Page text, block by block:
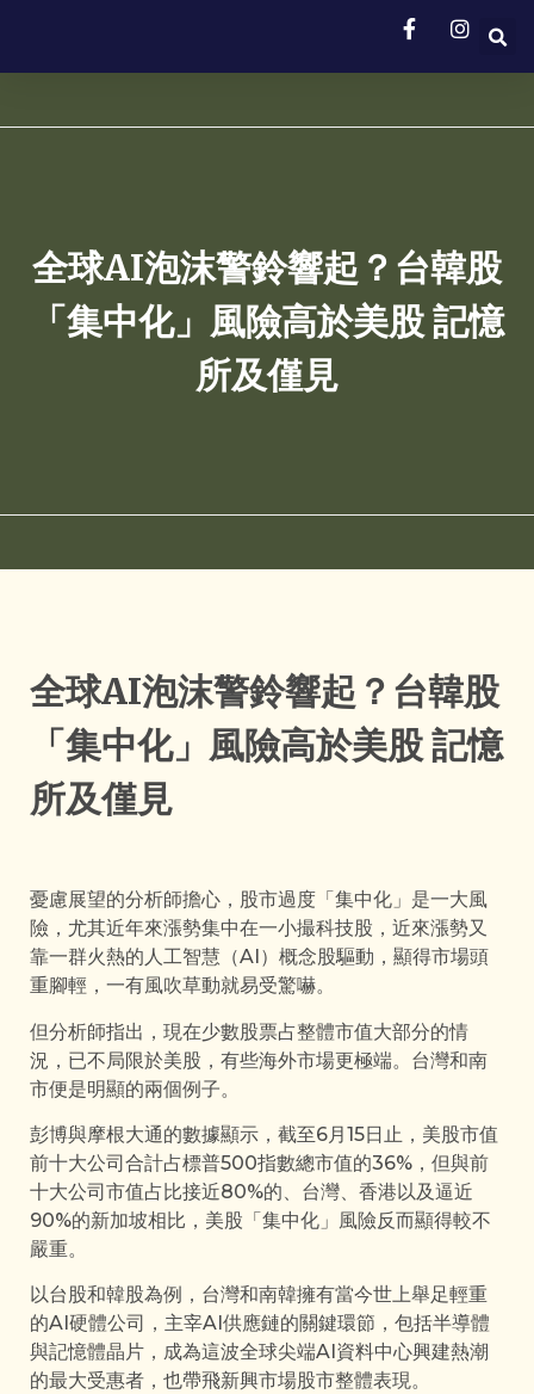
全球AI泡沫警鈴響起？台韓股
「集中化」風險高於美股 記憶
所及僅見
全球AI泡沫警鈴響起？台韓股
「集中化」風險高於美股 記憶
所及僅見
憂慮展望的分析師擔心，股市過度「集中化」是一大風
險，尤其近年來漲勢集中在一小撮科技股，近來漲勢又
靠一群火熱的人工智慧（AI）概念股驅動，顯得市場頭
重腳輕，一有風吹草動就易受驚嚇。
但分析師指出，現在少數股票占整體市值大部分的情
況，已不局限於美股，有些海外市場更極端。台灣和南
市便是明顯的兩個例子。
彭博與摩根大通的數據顯示，截至6月15日止，美股市值
前十大公司合計占標普500指數總市值的36%，但與前
十大公司市值占比接近80%的、台灣、香港以及逼近
90%的新加坡相比，美股「集中化」風險反而顯得較不
嚴重。
以台股和韓股為例，台灣和南韓擁有當今世上舉足輕重
的AI硬體公司，主宰AI供應鏈的關鍵環節，包括半導體
與記憶體晶片，成為這波全球尖端AI資料中心興建熱潮
的最大受惠者，也帶飛新興市場股市整體表現。